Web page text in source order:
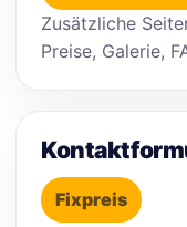
Zusätzliche
Preise, Galerie,
Fixpreis